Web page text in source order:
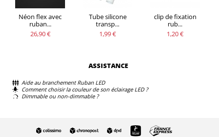
Néon flex avec
ruban...
26,90 €
Tube silicone
transp...
1,99 €
clip de fixation
rub...
1,20 €
ASSISTANCE
Aide au branchement Ruban LED
Comment choisir la couleur de son éclairage LED ?
Dimmable ou non-dimmable ?